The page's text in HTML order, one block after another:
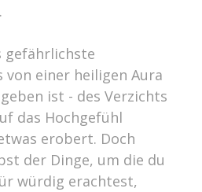
gefährlichste
von einer heiligen Aura
ist - des Verzichts
das Hochgefühl
erobert. Doch
der Dinge, um die du
würdig erachtest,